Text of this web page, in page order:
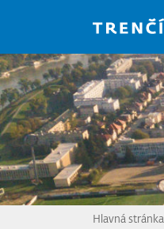
Hlavná stránka